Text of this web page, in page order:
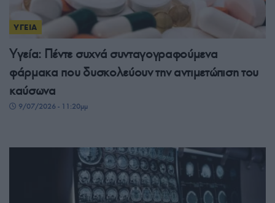
ΥΓΕΙΑ
Υγεία: Πέντε συχνά συνταγογραφούμενα
φάρμακα που δυσκολεύουν την αντιμετώπιση του
καύσωνα
9/07/2026 - 11:20μμ